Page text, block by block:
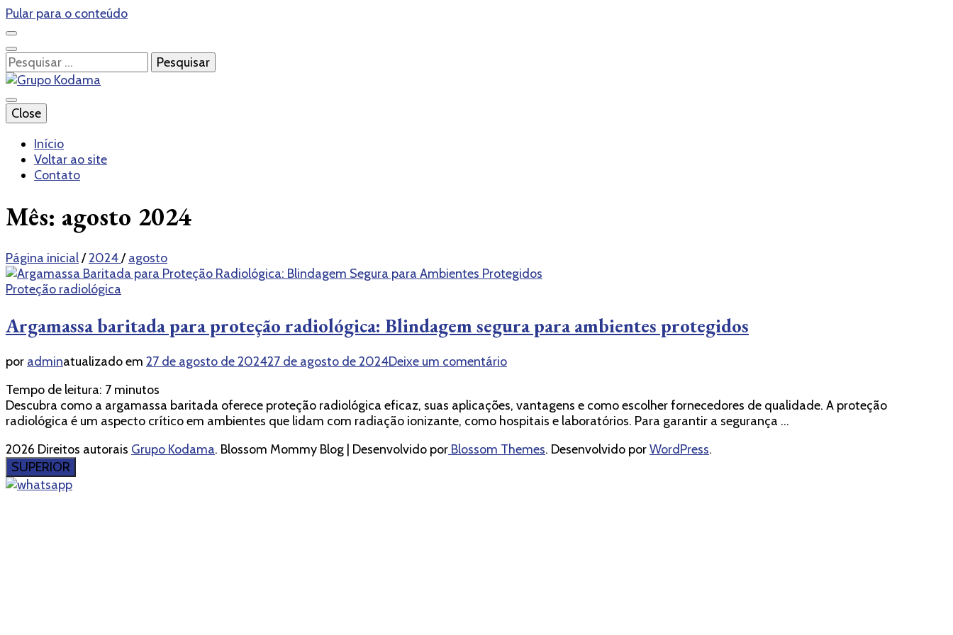
Pular para o conteúdo
Pesquisar
por:
Grupo Kodama
Blog – Grupo Kodama
Close
Início
Voltar ao site
Contato
Mês: agosto 2024
Página inicial/2024/ agosto
Proteção radiológica
Argamassa baritada para proteção radiológica: Blindagem segura para ambientes protegidos
por adminatualizado em 27 de agosto de 202427 de agosto de 2024Deixe um comentárioem
para
proteção
Blindagem
Tempo de leitura: 7 minutos
Descubra como a argamassa baritada oferece proteção radiológica eficaz, suas aplicações, vantagens e como escolher fornecedores de qualidade. A proteção
radiológica é um aspecto crítico em ambientes que lidam com radiação ionizante, como hospitais e laboratórios. Para garantir a segurança …
2026 Direitos autorais Grupo Kodama. Blossom Mommy Blog | Desenvolvido por Blossom Themes. Desenvolvido porWordPress.
SUPERIOR